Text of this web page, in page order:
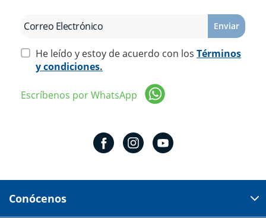
Enviar
He leído y estoy de acuerdo con los Términos
y condiciones.
Escríbenos por WhatsApp
Conócenos